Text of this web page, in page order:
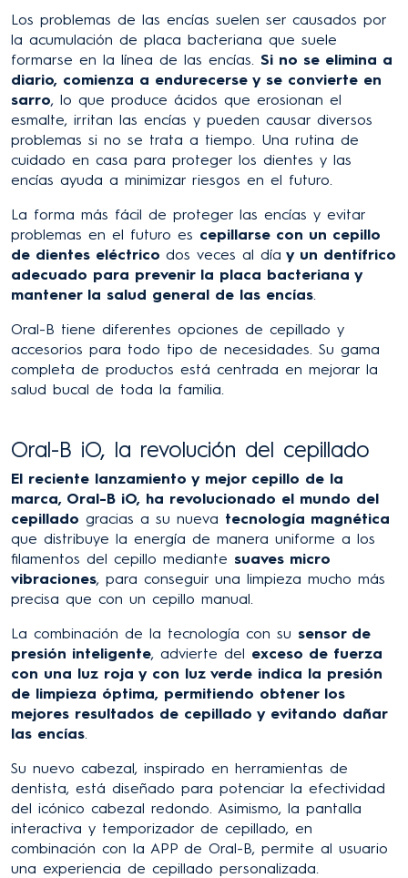
Los problemas de las encías suelen ser causados por
la acumulación de placa bacteriana que suele
formarse en la línea de las encías. Si no se elimina a
diario, comienza a endurecerse y se convierte en
sarro, lo que produce ácidos que erosionan el
esmalte, irritan las encías y pueden causar diversos
problemas si no se trata a tiempo. Una rutina de
cuidado en casa para proteger los dientes y las
encías ayuda a minimizar riesgos en el futuro.
La forma más fácil de proteger las encías y evitar
problemas en el futuro es cepillarse con un cepillo
de dientes eléctrico dos veces al día y un dentífrico
adecuado para prevenir la placa bacteriana y
mantener la salud general de las encías
Oral-B tiene diferentes opciones de cepillado y
accesorios para todo tipo de necesidades. Su gama
completa de productos está centrada en mejorar la
salud bucal de toda la familia.
Oral-B iO, la revolución del cepillado
El reciente lanzamiento y mejor cepillo de la
marca, Oral-B iO, ha revolucionado el mundo del
cepillado gracias a su nueva tecnología magnética
que distribuye la energía de manera uniforme a los
filamentos del cepillo mediante suaves micro
vibraciones, para conseguir una limpieza mucho más
precisa que con un cepillo manual.
La combinación de la tecnología con su sensor de
presión inteligente, advierte del exceso de fuerza
con una luz roja y con luz verde indica la presión
de limpieza óptima, permitiendo obtener los
mejores resultados de cepillado y evitando dañar
las encías
Su nuevo cabezal, inspirado en herramientas de
dentista, está diseñado para potenciar la efectividad
del icónico cabezal redondo. Asimismo, la pantalla
interactiva y temporizador de cepillado, en
combinación con la APP de Oral-B, permite al usuario
una experiencia de cepillado personalizada.